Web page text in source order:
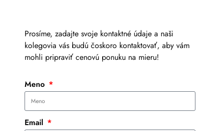
Prosíme, zadajte svoje kontaktné údaje a naši
kolegovia vás budú čoskoro kontaktovať, aby vám
mohli pripraviť cenovú ponuku na mieru!
Meno
Email